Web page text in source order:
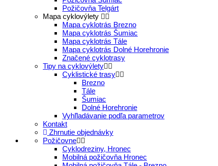
Požičovňa Telgárt
Mapa cyklovýlety
Mapa cyklotrás Brezno
Mapa cyklotrás Šumiac
Mapa cyklotrás Tále
Mapa cyklotrás Dolné Horehronie
Značené cyklotrasy
Tipy na cyklovýlety
Cyklistické trasy
Brezno
Tále
Šumiac
Dolné Horehronie
Vyhľladávanie podľa parametrov
Kontakt
Zhrnutie objednávky
Požičovne
Cyklodreziny, Hronec
Mobilná požičovňa Hronec